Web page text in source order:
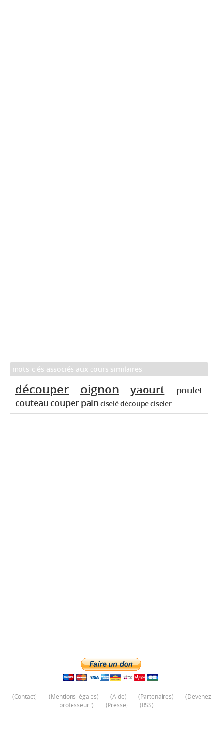
mots-clés associés aux cours similaires
découper oignon yaourt
poulet
couteau couperpain ciselédécoupeciseler
(Contact) (Mentions légales) (Aide) (Partenaires) (Devenez
professeur !) (Presse) (RSS)